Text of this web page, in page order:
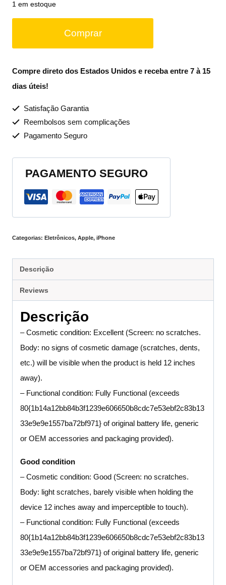
1 em estoque
Comprar
Compre direto dos Estados Unidos e receba entre 7 à 15
dias úteis!
Satisfação Garantia
Reembolsos sem complicações
Pagamento Seguro
PAGAMENTO SEGURO
Categorias: Eletrônicos, Apple, iPhone
Descrição
Reviews
Descrição
– Cosmetic condition: Excellent (Screen: no scratches.
Body: no signs of cosmetic damage (scratches, dents,
etc.) will be visible when the product is held 12 inches
away).
– Functional condition: Fully Functional (exceeds
80{1b14a12bb84b3f1239e606650b8cdc7e53ebf2c83b13
33e9e9e1557ba72bf971} of original battery life, generic
or OEM accessories and packaging provided).
Good condition
– Cosmetic condition: Good (Screen: no scratches.
Body: light scratches, barely visible when holding the
device 12 inches away and imperceptible to touch).
– Functional condition: Fully Functional (exceeds
80{1b14a12bb84b3f1239e606650b8cdc7e53ebf2c83b13
33e9e9e1557ba72bf971} of original battery life, generic
or OEM accessories and packaging provided).